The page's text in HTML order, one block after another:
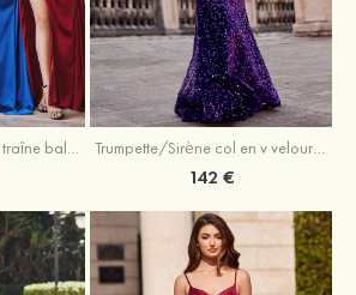
Fourreau col en v satin traîne balayage robe de bal Trumpette/Sirène col en v velours paillettes traîne balayage robe de bal
142 €